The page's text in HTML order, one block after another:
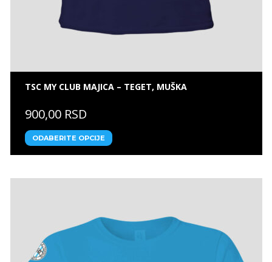
TSC MY CLUB MAJICA – TEGET, MUŠKA
900,00 RSD
ODABERITE OPCIJE